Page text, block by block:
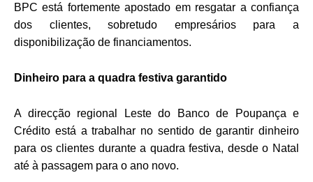
BPC está fortemente apostado em resgatar a confiança
dos clientes, sobretudo empresários para a
disponibilização de financiamentos.
Dinheiro para a quadra festiva garantido
A direcção regional Leste do Banco de Poupança e
Crédito está a trabalhar no sentido de garantir dinheiro
para os clientes durante a quadra festiva, desde o Natal
até à passagem para o ano novo.